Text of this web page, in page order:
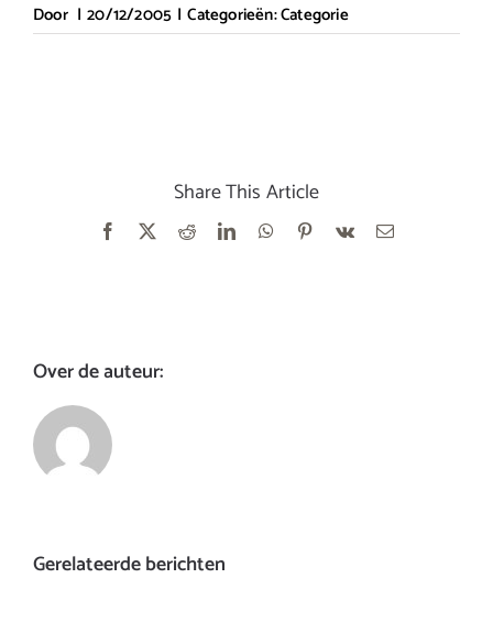
Door | 20/12/2005 | Categorieën:Categorie
Share This Article
Facebook RedditLinkedInWhatsApp
Pinterest
Vk
E-
Over de auteur:
Gerelateerde berichten